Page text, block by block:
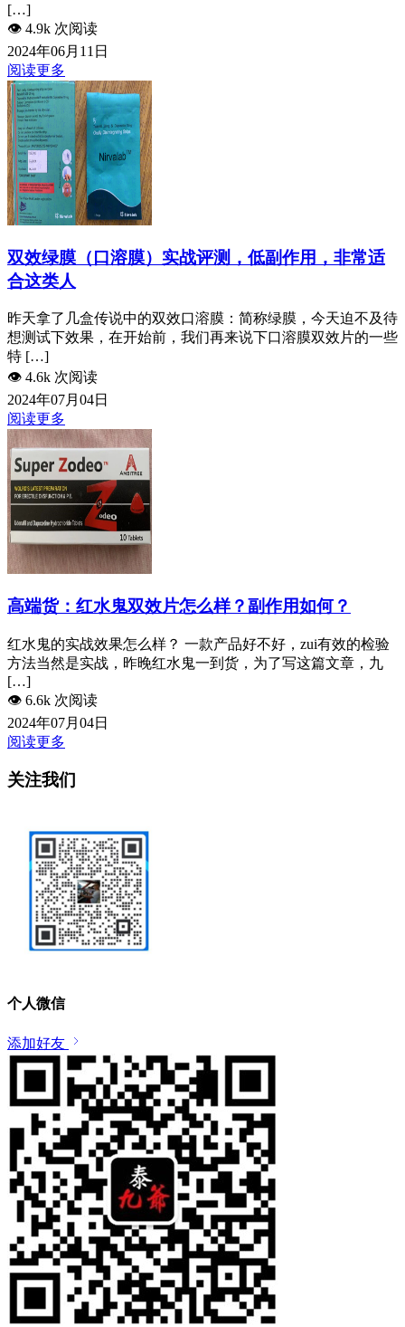
[…]
👁️ 4.9k 次阅读
2024年06月11日
阅读更多
双效绿膜（口溶膜）实战评测，低副作用，非常适
合这类人
昨天拿了几盒传说中的双效口溶膜：简称绿膜，今天迫不及待
想测试下效果，在开始前，我们再来说下口溶膜双效片的一些
特 […]
👁️ 4.6k 次阅读
2024年07月04日
阅读更多
高端货：红水鬼双效片怎么样？副作用如何？
红水鬼的实战效果怎么样？ 一款产品好不好，zui有效的检验
方法当然是实战，昨晚红水鬼一到货，为了写这篇文章，九
[…]
👁️ 6.6k 次阅读
2024年07月04日
阅读更多
关注我们
个人微信
添加好友